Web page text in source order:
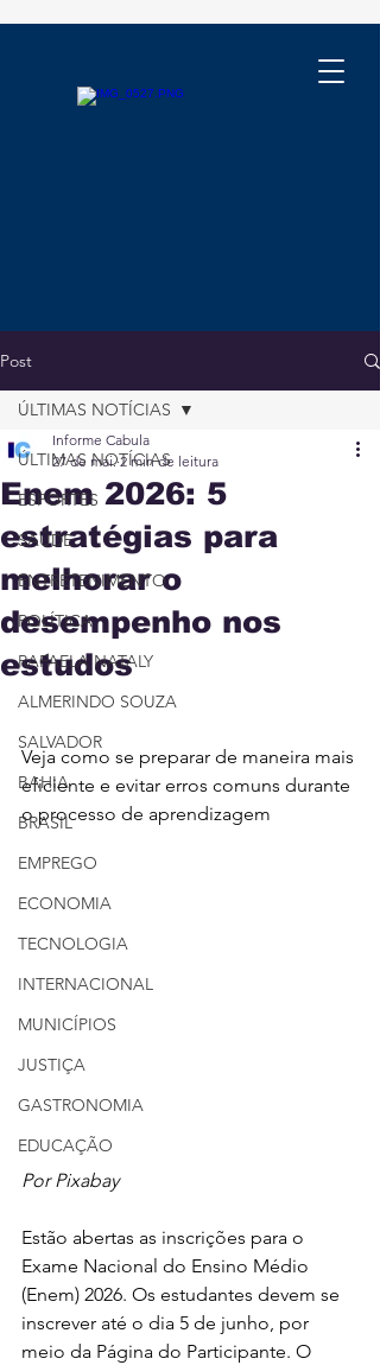
Post
ÚLTIMAS NOTÍCIAS
ESPORTES
SAÚDE
ENTRETENIMENTO
POLÍTICA
RAFAELA NATALY
ALMERINDO SOUZA
SALVADOR
BAHIA
BRASIL
EMPREGO
ECONOMIA
TECNOLOGIA
INTERNACIONAL
MUNICÍPIOS
JUSTIÇA
GASTRONOMIA
EDUCAÇÃO
ÚLTIMAS NOTÍCIAS
Enem 2026: 5
estratégias para
melhorar o
desempenho nos
estudos
Informe Cabula
27 de mai. 2 min de leitura
Veja como se preparar de maneira mais
eficiente e evitar erros comuns durante
o processo de aprendizagem
Por Pixabay
Estão abertas as inscrições para o
Exame Nacional do Ensino Médio
(Enem) 2026. Os estudantes devem se
inscrever até o dia 5 de junho, por
meio da Página do Participante. O